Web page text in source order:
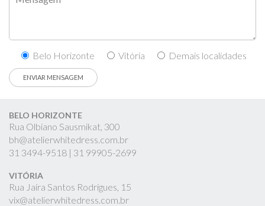
Belo Horizonte Vitória Demais localidades
BELO HORIZONTE
Rua Olbiano Sausmikat, 300
bh@atelierwhitedress.com.br
31 3494-9518 | 31 99905-2699
VITÓRIA
Rua Jaíra Santos Rodrigues, 15
vix@atelierwhitedress.com.br